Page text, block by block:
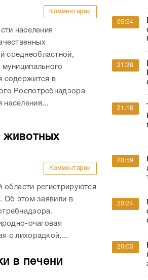
Комментарии
населения
среднеобластной,
содержится в
Роспотребнадзора
населения...
животных
Комментарии
регистрируются
Об этом заявили в
очаговая
с лихорадкой,...
в печени
05:54
21:38
21:18
20:59
20:24
20:03